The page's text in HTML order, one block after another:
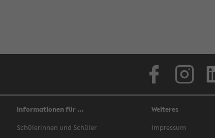
Informationen für ...
Schülerinnen und Schüler
Weiteres
Impressum